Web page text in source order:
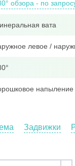
обзора - по
вата
левое /
напыление
Задвижки